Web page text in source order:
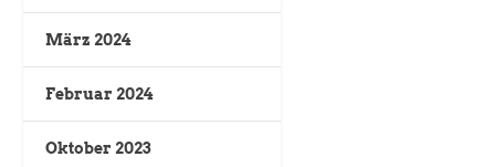
März 2024
Februar 2024
Oktober 2023